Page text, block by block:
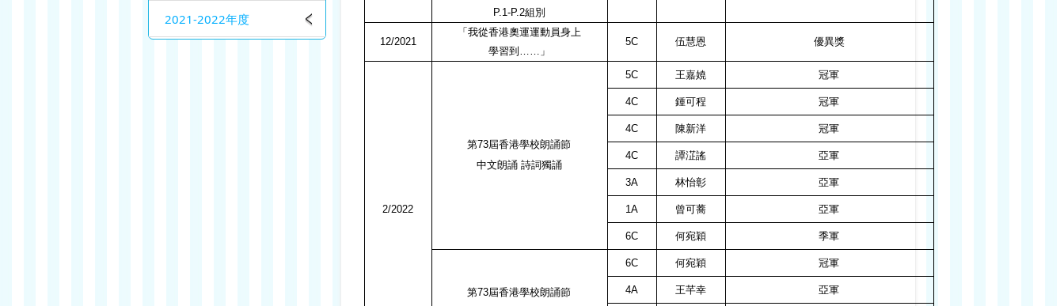
P.1-P.2組別
12/2021
「我從香港奧運運動員身上
學習到……」
5C 伍慧恩 優異獎
2/2022
第73屆香港學校朗誦節
中文朗誦 詩詞獨誦
5C 王嘉嬈 冠軍
4C 鍾可程 冠軍
4C 陳新洋 冠軍
4C 譚淽謠 亞軍
3A 林怡彰 亞軍
1A 曾可蕎 亞軍
6C 何宛穎 季軍
第73屆香港學校朗誦節
6C 何宛穎 冠軍
4A 王芊幸 亞軍
2021-2022年度